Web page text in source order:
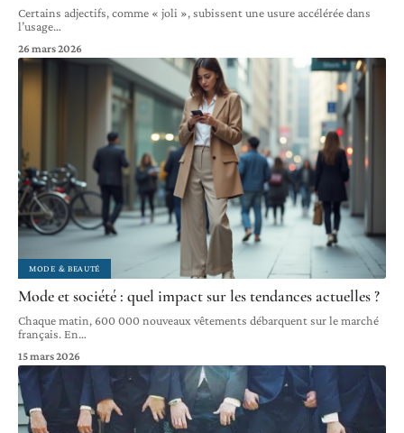
Certains adjectifs, comme « joli », subissent une usure accélérée dans
l’usage…
26 mars 2026
MODE & BEAUTÉ
Mode et société : quel impact sur les tendances actuelles ?
Chaque matin, 600 000 nouveaux vêtements débarquent sur le marché
français. En…
15 mars 2026